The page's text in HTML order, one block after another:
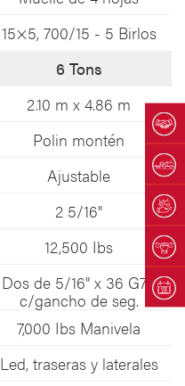
15×5, 700/15 - 5 Birlos
6 Tons
2.10 m x 4.86 m
Polin montén
Ajustable
2 5/16"
12,500 Ibs
Dos de 5/16" x 36 G70
c/gancho de seg.
7,000 Ibs Manivela
Led, traseras y laterales